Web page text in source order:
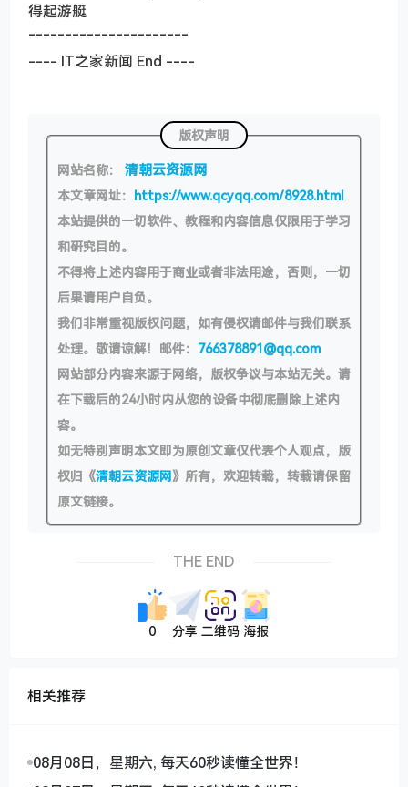
得起游艇
----------------------
---- IT之家新闻 End ----
版权声明
网站名称： 清朝云资源网
本文章网址： https://www.qcyqq.com/8928.html
本站提供的一切软件、教程和内容信息仅限用于学习
和研究目的。
不得将上述内容用于商业或者非法用途，否则，一切
后果请用户自负。
我们非常重视版权问题，如有侵权请邮件与我们联系
处理。敬请谅解！邮件： 766378891@qq.com
网站部分内容来源于网络，版权争议与本站无关。请
在下载后的24小时内从您的设备中彻底删除上述内
容。
如无特别声明本文即为原创文章仅代表个人观点，版
权归《清朝云资源网》所有，欢迎转载，转载请保留
原文链接。
THE END
0 分享 二维码 海报
相关推荐
08月08日，星期六, 每天60秒读懂全世界！